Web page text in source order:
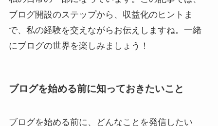
ブログ開設のステップから、収益化のヒントま
で、私の経験を交えながらお伝えしますね。一緒
にブログの世界を楽しみましょう！
ブログを始める前に知っておきたいこと
ブログを始める前に、どんなことを発信したい